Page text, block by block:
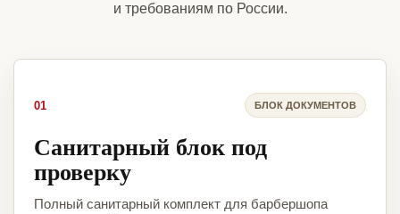
и требованиям по России.
01 БЛОК ДОКУМЕНТОВ
Санитарный блок под
проверку
Полный санитарный комплект для барбершопа